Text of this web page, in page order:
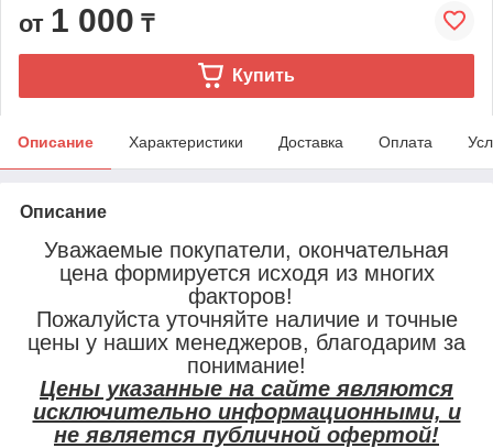
от 1 000 ₸
Купить
Описание Характеристики Доставка Оплата
Описание
Уважаемые покупатели, окончательная
цена формируется исходя из многих
факторов!
Пожалуйста уточняйте наличие и точные
цены у наших менеджеров, благодарим за
понимание!
Цены указанные на сайте являются
исключительно информационными, и
не является публичной офертой!